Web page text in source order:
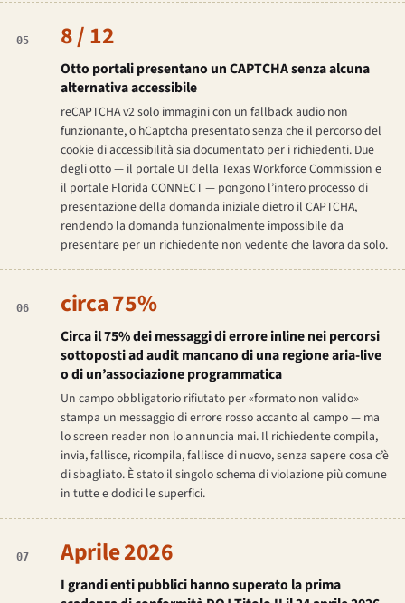
05 8 / 12
Otto portali presentano un CAPTCHA senza alcuna
alternativa accessibile
reCAPTCHA v2 solo immagini con un fallback audio non
funzionante, o hCaptcha presentato senza che il percorso del
cookie di accessibilità sia documentato per i richiedenti. Due
degli otto — il portale UI della Texas Workforce Commission e
il portale Florida CONNECT — pongono l’intero processo di
presentazione della domanda iniziale dietro il CAPTCHA,
rendendo la domanda funzionalmente impossibile da
presentare per un richiedente non vedente che lavora da solo.
06 circa 75%
Circa il 75% dei messaggi di errore inline nei percorsi
sottoposti ad audit mancano di una regione aria-live
o di un’associazione programmatica
Un campo obbligatorio rifiutato per «formato non valido»
stampa un messaggio di errore rosso accanto al campo — ma
lo screen reader non lo annuncia mai. Il richiedente compila,
invia, fallisce, ricompila, fallisce di nuovo, senza sapere cosa c’è
di sbagliato. È stato il singolo schema di violazione più comune
in tutte e dodici le superfici.
07 Aprile 2026
I grandi enti pubblici hanno superato la prima